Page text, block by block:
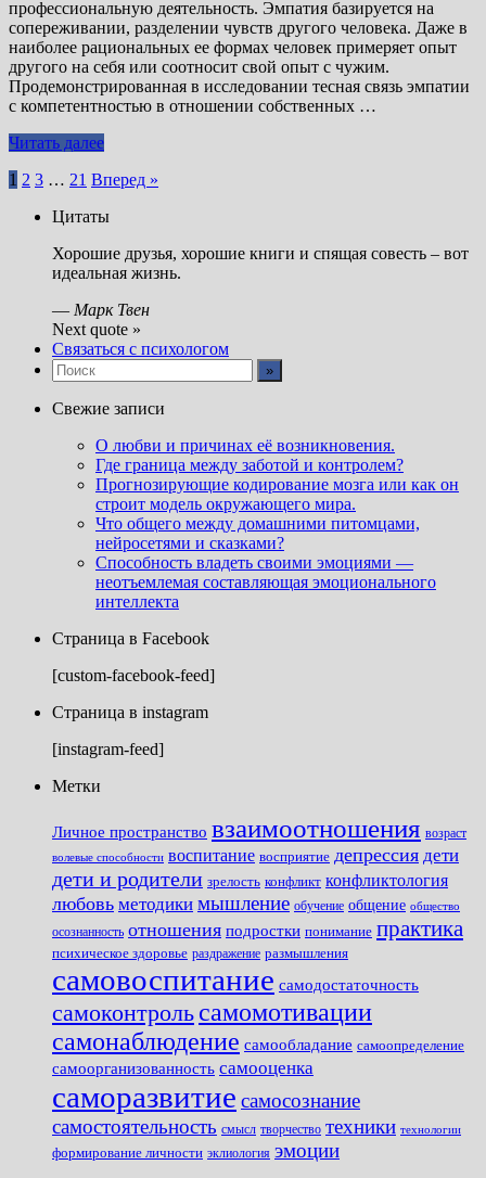
профессиональную деятельность. Эмпатия базируется на
сопереживании, разделении чувств другого человека. Даже в
наиболее рациональных ее формах человек примеряет опыт
другого на себя или соотносит свой опыт с чужим.
Продемонстрированная в исследовании тесная связь эмпатии
с компетентностью в отношении собственных …
Читать далее
Пагинация
записей
1 2 3 … 21 Вперед »
Цитаты
Хорошие друзья, хорошие книги и спящая совесть – вот
идеальная жизнь.
— Марк Твен
Next quote »
Связаться с психологом
Свежие записи
О любви и причинах её возникновения.
Где граница между заботой и контролем?
Прогнозирующие кодирование мозга или как он
строит модель окружающего мира.
Что общего между домашними питомцами,
нейросетями и сказками?
Способность владеть своими эмоциями —
неотъемлемая составляющая эмоционального
интеллекта
Страница в Facebook
[custom-facebook-feed]
Страница в instagram
[instagram-feed]
Метки
Личное пространство взаимоотношения возраст
волевые способности воспитание восприятие депрессия дети
дети и родители зрелость конфликт конфликтология
любовь методики мышление обучение общение общество
осознанность отношения подростки понимание практика
психическое здоровье раздражение размышления
самовоспитание самодостаточность
самоконтроль самомотивации
самонаблюдение самообладание самоопределение
самоорганизованность самооценка
саморазвитие самосознание
самостоятельность смысл творчество техники технологии
формирование личности эклиология эмоции